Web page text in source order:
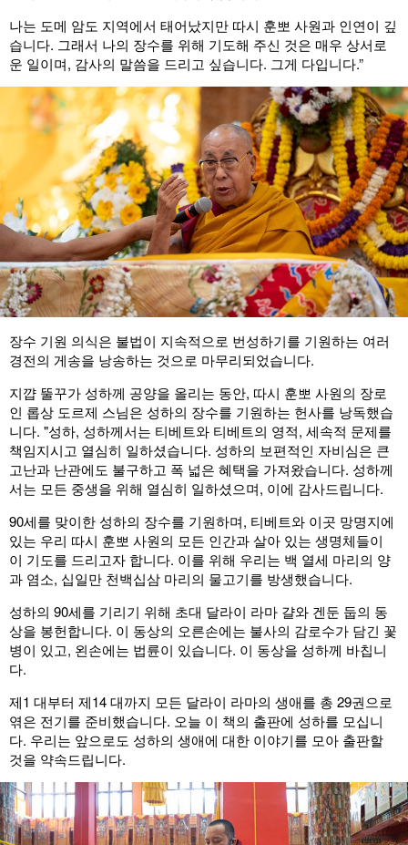
나는 도메 암도 지역에서 태어났지만 따시 훈뽀 사원과 인연이 깊
습니다. 그래서 나의 장수를 위해 기도해 주신 것은 매우 상서로
운 일이며, 감사의 말씀을 드리고 싶습니다. 그게 다입니다.”
장수 기원 의식은 불법이 지속적으로 번성하기를 기원하는 여러
경전의 게송을 낭송하는 것으로 마무리되었습니다.
지꺕 뚤꾸가 성하께 공양을 올리는 동안, 따시 훈뽀 사원의 장로
인 롭상 도르제 스님은 성하의 장수를 기원하는 헌사를 낭독했습
니다. "성하, 성하께서는 티베트와 티베트의 영적, 세속적 문제를
책임지시고 열심히 일하셨습니다. 성하의 보편적인 자비심은 큰
고난과 난관에도 불구하고 폭 넓은 혜택을 가져왔습니다. 성하께
서는 모든 중생을 위해 열심히 일하셨으며, 이에 감사드립니다.
90세를 맞이한 성하의 장수를 기원하며, 티베트와 이곳 망명지에
있는 우리 따시 훈뽀 사원의 모든 인간과 살아 있는 생명체들이
이 기도를 드리고자 합니다. 이를 위해 우리는 백 열세 마리의 양
과 염소, 십일만 천백십삼 마리의 물고기를 방생했습니다.
성하의 90세를 기리기 위해 초대 달라이 라마 걀와 겐둔 둡의 동
상을 봉헌합니다. 이 동상의 오른손에는 불사의 감로수가 담긴 꽃
병이 있고, 왼손에는 법륜이 있습니다. 이 동상을 성하께 바칩니
다.
제1 대부터 제14 대까지 모든 달라이 라마의 생애를 총 29권으로
엮은 전기를 준비했습니다. 오늘 이 책의 출판에 성하를 모십니
다. 우리는 앞으로도 성하의 생애에 대한 이야기를 모아 출판할
것을 약속드립니다.